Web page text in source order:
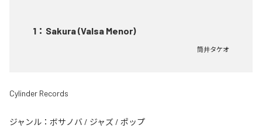
1 ： Sakura (Valsa Menor)
筒井タケオ
Cylinder Records
ジャンル： ボサノバ / ジャズ / ポップ